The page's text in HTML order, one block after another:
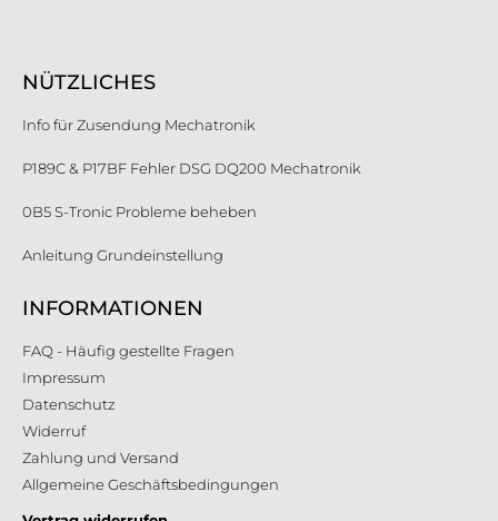
NÜTZLICHES
Info für Zusendung Mechatronik
P189C & P17BF Fehler DSG DQ200 Mechatronik
0B5 S-Tronic Probleme beheben
Anleitung Grundeinstellung
INFORMATIONEN
FAQ - Häufig gestellte Fragen
Impressum
Datenschutz
Widerruf
Zahlung und Versand
Allgemeine Geschäftsbedingungen